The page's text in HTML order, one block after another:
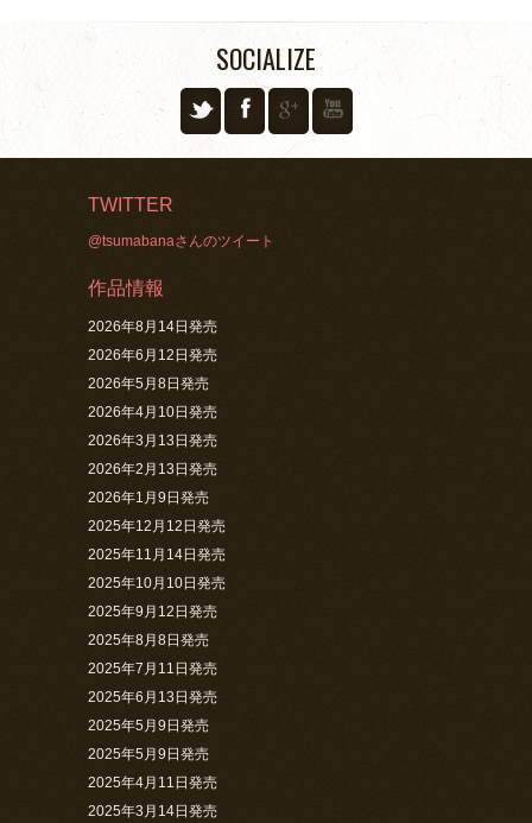
SOCIALIZE
TWITTER
@tsumabanaさんのツイート
作品情報
2026年8月14日発売
2026年6月12日発売
2026年5月8日発売
2026年4月10日発売
2026年3月13日発売
2026年2月13日発売
2026年1月9日発売
2025年12月12日発売
2025年11月14日発売
2025年10月10日発売
2025年9月12日発売
2025年8月8日発売
2025年7月11日発売
2025年6月13日発売
2025年5月9日発売
2025年5月9日発売
2025年4月11日発売
2025年3月14日発売